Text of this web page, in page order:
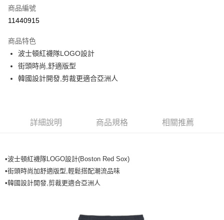
超商取貨付款
Apple Pay
街口支付
全家取貨付款<未取貨列黑名單/不支援離島取退>
全家取貨<不支援離島取退>
每筆NT$60，滿NT$499(含以上)免運費
商品編號
11440915
商品特色
波士頓紅襪隊LOGO設計
街頭時尚,舒適版型
韓國設計開發,剪裁更適合亞洲人
詳細說明 商品規格 相關推薦
•波士頓紅襪隊LOGO設計(Boston Red Sox)
•街頭時尚加舒適版型,輕鬆搭配潮流品味
•韓國設計開發,剪裁更適合亞洲人